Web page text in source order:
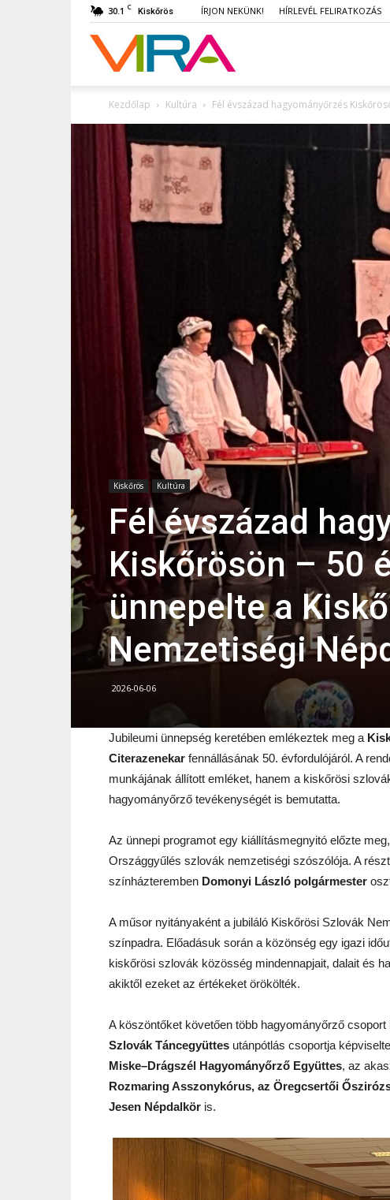
30.1 C Kiskőrös ÍRJON NEKÜNK! HÍRLEVÉL FELIRATKOZÁS
VIRA
Kezdőlap Kultúra Fél évszázad hagyományőrzés
Kiskőrös Kultúra
Fél évszázad
Kiskőrösön – 50
ünnepelte a
Nemzetiségi
2026-06-06
Jubileumi ünnepség keretében emlékeztek meg a
Citerazenekar fennállásának 50. évfordulójáról. A
munkájának állított emléket, hanem a kiskőrösi
hagyományőrző tevékenységét is bemutatta.
Az ünnepi programot egy kiállításmegnyitó előzte
Országgyűlés szlovák nemzetiségi szószólója. A
színházteremben Domonyi László polgármester
A műsor nyitányaként a jubiláló Kiskőrösi Szlovák
színpadra. Előadásuk során a közönség egy igazi
kiskőrösi szlovák közösség mindennapjait, dalait és
akiktől ezeket az értékeket örökölték.
A köszöntőket követően több hagyományőrző csoport
Szlovák Táncegyüttes utánpótlás csoportja
Miske–Drágszél Hagyományőrző Együttes, az
Rozmaring Asszonykórus, az Öregcsertői
Jesen Népdalkör is.